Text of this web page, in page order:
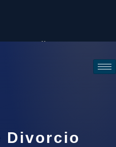
Call (888) 437-7747
Divorcio